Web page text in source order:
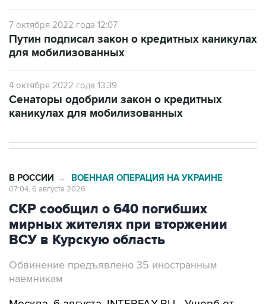
7 октября 2022 года 12:07
Путин подписал закон о кредитных каникулах
для мобилизованных
4 октября 2022 года 13:39
Сенаторы одобрили закон о кредитных
каникулах для мобилизованных
В РОССИИ → ВОЕННАЯ ОПЕРАЦИЯ НА УКРАИНЕ
07:04, 6 августа 2026
СКР сообщил о 640 погибших
мирных жителях при вторжении
ВСУ в Курскую область
Обвинение предъявлено 35 иностранным
наемникам